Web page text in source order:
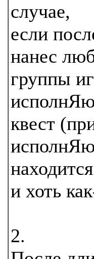
случае,
если
нанес
группы
квест
и хоть
2.